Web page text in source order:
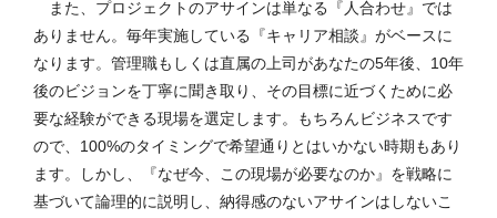
また、プロジェクトのアサインは単なる『人合わせ』では
ありません。毎年実施している『キャリア相談』がベースに
なります。管理職もしくは直属の上司があなたの5年後、10年
後のビジョンを丁寧に聞き取り、その目標に近づくために必
要な経験ができる現場を選定します。もちろんビジネスです
ので、100%のタイミングで希望通りとはいかない時期もあり
ます。しかし、『なぜ今、この現場が必要なのか』を戦略に
基づいて論理的に説明し、納得感のないアサインはしないこ